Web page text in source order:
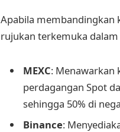
Apabila membandingkan
rujukan terkemuka
MEXC: Menawarkan
perdagangan Spot
sehingga 50% di
Binance: